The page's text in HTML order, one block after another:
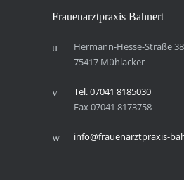
Frau­en­arzt­pra­xis Bahnert
Hermann-Hesse-Straße 38
75417 Mühlacker
Tel. 07041 8185030
Fax 07041 8173758
info@frauenarztpraxis-